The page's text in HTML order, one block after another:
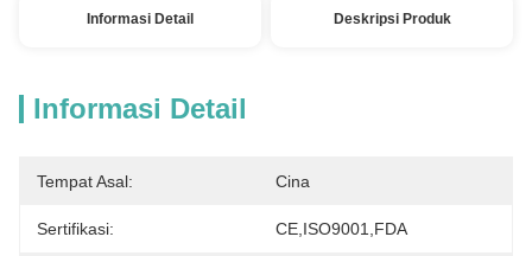
Informasi Detail Deskripsi Produk
Informasi Detail
Tempat Asal: Cina
Sertifikasi: CE,ISO9001,FDA